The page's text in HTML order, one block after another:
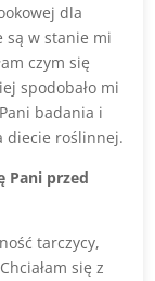
dla
są w stanie mi
czym się
spodobało mi
badania i
diecie roślinnej.
Pani przed
tarczycy,
się z